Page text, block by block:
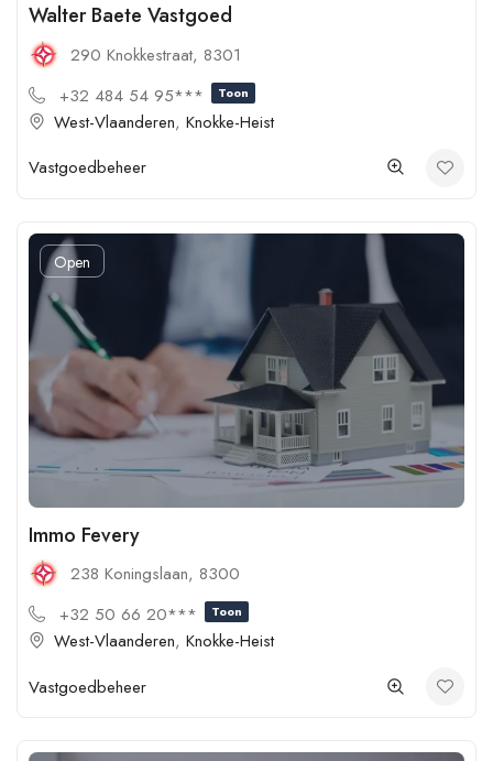
Walter Baete Vastgoed
290 Knokkestraat, 8301
+32 484 54 95***
Toon
West-Vlaanderen, Knokke-Heist
Vastgoedbeheer
Open
Immo Fevery
238 Koningslaan, 8300
+32 50 66 20***
Toon
West-Vlaanderen, Knokke-Heist
Vastgoedbeheer